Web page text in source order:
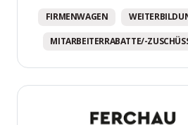
FIRMENWAGEN
MITARBEITERRABATTE/-